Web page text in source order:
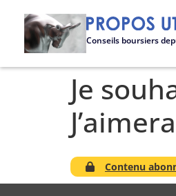
Conseils boursiers
Je
Contenu